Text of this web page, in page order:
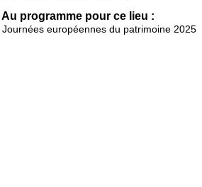
Au programme pour ce lieu :
Journées européennes du patrimoine 2025